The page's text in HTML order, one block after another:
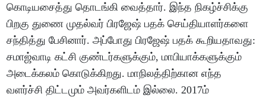
கொடியசைத்து தொடங்கி வைத்தார். இந்த நிகழ்ச்சிக்கு
பிறகு துணை முதல்வர் பிரஜேஷ் பதக் செய்தியாளர்களை
சந்தித்து பேசினார். அப்போது பிரஜேஷ் பதக் கூறியதாவது:
சமாஜ்வாடி கட்சி குண்டர்களுக்கும், மாபியாக்களுக்கும்
அடைக்கலம் கொடுக்கிறது. மாநிலத்திற்கான எந்த
வளர்ச்சி திட்டமும் அவர்களிடம் இல்லை. 2017ம்